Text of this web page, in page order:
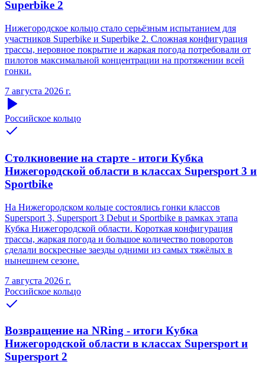
Superbike 2
Нижегородское кольцо стало серьёзным испытанием для
участников Superbike и Superbike 2. Сложная конфигурация
трассы, неровное покрытие и жаркая погода потребовали от
пилотов максимальной концентрации на протяжении всей
гонки.
7 августа 2026 г.
Российское кольцо
Столкновение на старте - итоги Кубка
Нижегородской области в классах Supersport 3 и
Sportbike
На Нижегородском кольце состоялись гонки классов
Supersport 3, Supersport 3 Debut и Sportbike в рамках этапа
Кубка Нижегородской области. Короткая конфигурация
трассы, жаркая погода и большое количество поворотов
сделали воскресные заезды одними из самых тяжёлых в
нынешнем сезоне.
7 августа 2026 г.
Российское кольцо
Возвращение на NRing - итоги Кубка
Нижегородской области в классах Supersport и
Supersport 2